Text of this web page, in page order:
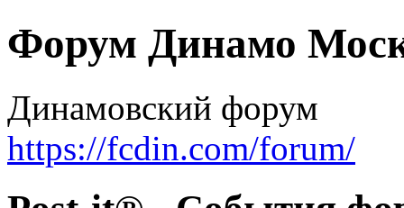
Форум Динамо
Динамовский форум
https://fcdin.com/forum/